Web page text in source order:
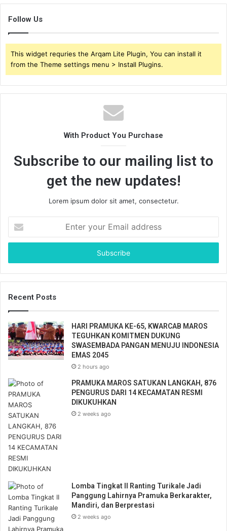
Follow Us
This widget requries the Arqam Lite Plugin, You can install it
from the Theme settings menu > Install Plugins.
With Product You Purchase
Subscribe to our mailing list to
get the new updates!
Lorem ipsum dolor sit amet, consectetur.
t
r
y
u
m
a
i
l
d
d
r
e
s
s
Recent Posts
HARI PRAMUKA KE-65, KWARCAB MAROS
TEGUHKAN KOMITMEN DUKUNG
SWASEMBADA PANGAN MENUJU INDONESIA
EMAS 2045
2 hours ago
PRAMUKA MAROS SATUKAN LANGKAH, 876
PENGURUS DARI 14 KECAMATAN RESMI
DIKUKUHKAN
2 weeks ago
Lomba Tingkat II Ranting Turikale Jadi
Panggung Lahirnya Pramuka Berkarakter,
Mandiri, dan Berprestasi
2 weeks ago